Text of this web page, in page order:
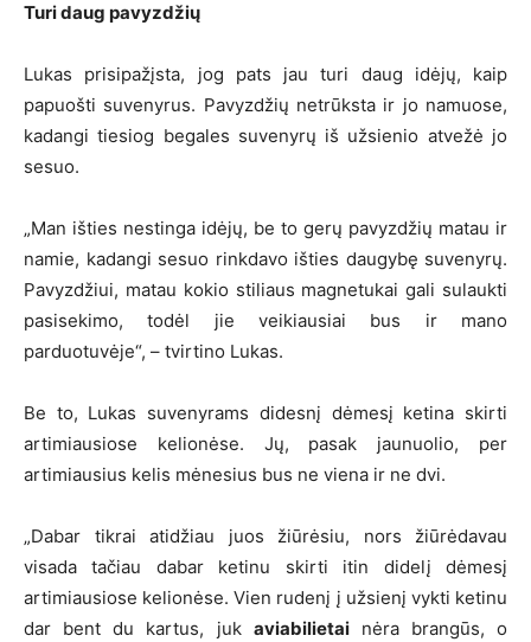
Turi daug pavyzdžių
Lukas prisipažįsta, jog pats jau turi daug idėjų, kaip
papuošti suvenyrus. Pavyzdžių netrūksta ir jo namuose,
kadangi tiesiog begales suvenyrų iš užsienio atvežė jo
sesuo.
„Man išties nestinga idėjų, be to gerų pavyzdžių matau ir
namie, kadangi sesuo rinkdavo išties daugybę suvenyrų.
Pavyzdžiui, matau kokio stiliaus magnetukai gali sulaukti
pasisekimo, todėl jie veikiausiai bus ir mano
parduotuvėje“, – tvirtino Lukas.
Be to, Lukas suvenyrams didesnį dėmesį ketina skirti
artimiausiose kelionėse. Jų, pasak jaunuolio, per
artimiausius kelis mėnesius bus ne viena ir ne dvi.
„Dabar tikrai atidžiau juos žiūrėsiu, nors žiūrėdavau
visada tačiau dabar ketinu skirti itin didelį dėmesį
artimiausiose kelionėse. Vien rudenį į užsienį vykti ketinu
dar bent du kartus, juk aviabilietainėra brangūs, o